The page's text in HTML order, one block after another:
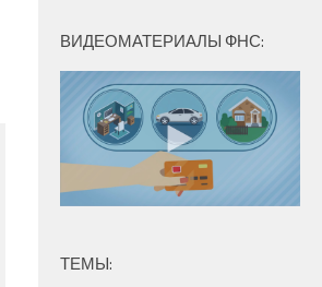
ВИДЕОМАТЕРИАЛЫ ФНС:
ТЕМЫ: